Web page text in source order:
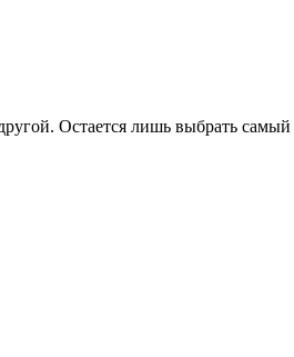
Остается лишь выбрать